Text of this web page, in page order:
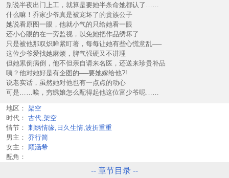
别说半夜出门上工，就算是要她半条命她都认了……
什么嘛！乔家少爷真是被宠坏了的贵族公子
她说看原图一眼，他就小气的只给她看一眼
还小心眼的在一旁监视，以免她把作品绣坏了
只是被他那双炽眸紧盯著，每每让她有些心慌意乱──
这位少爷爱找她麻烦，脾气强硬又不讲理
但她累倒病倒，他不但亲自请来名医，还送来珍贵补品
咦？他对她好是有企图的──要她嫁给他?!
说老实话，虽然她对他也有一点点的动心
可是……唉，穷绣娘怎么配得起他这位富少爷呢……
地区： 架空
时代： 古代,架空
情节： 刺绣情缘,日久生情,波折重重
男主： 乔行简
女主： 顾涵希
配角：
-- 章节目录 --